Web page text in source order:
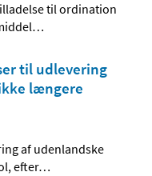
til ordination
…
til udlevering
længere
af udenlandske
efter…